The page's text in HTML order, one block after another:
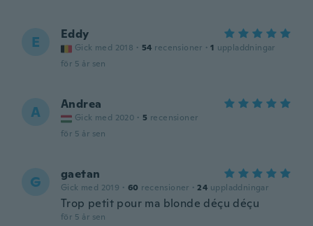
E Eddy
Gick med 2018 · 54 recensioner · 1 uppladdningar
för 5 år sen
A Andrea
Gick med 2020 · 5 recensioner
för 5 år sen
G gaetan
Gick med 2019 · 60 recensioner · 24 uppladdningar
Trop petit pour ma blonde déçu déçu
för 5 år sen